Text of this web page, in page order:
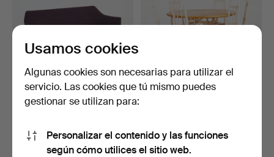
TUULA FALK. Sofá, "Ell",
contemporáneo, ta…
528 USD
CONJUNTO DE ASIENTOS.
317 USD
Usamos cookies
Algunas cookies son necesarias para utilizar el
servicio. Las cookies que tú mismo puedes
gestionar se utilizan para:
Personalizar el contenido y las funciones
según cómo utilices el sitio web.